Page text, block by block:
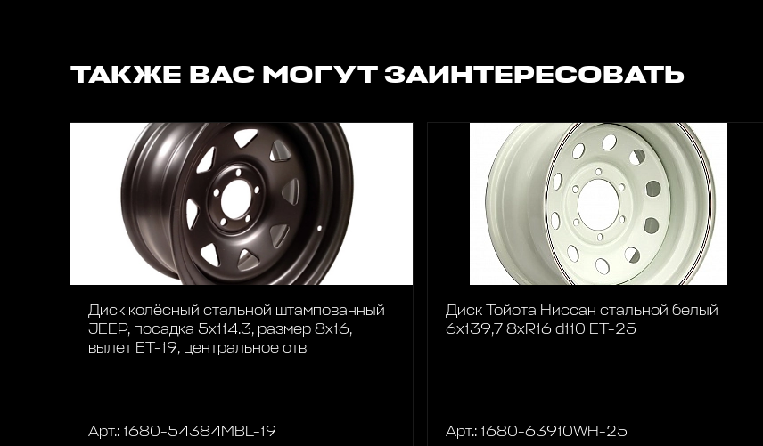
ТАКЖЕ ВАС МОГУТ ЗАИНТЕРЕСОВАТЬ
Диск колёсный стальной штампованный
JEEP, посадка 5x114.3, размер 8х16,
вылет ET-19, центральное отв
Арт.: 1680-54384MBL-19
Диск Тойота Ниссан стальной белый
6x139,7 8xR16 d110 ET-25
Арт.: 1680-63910WH-25